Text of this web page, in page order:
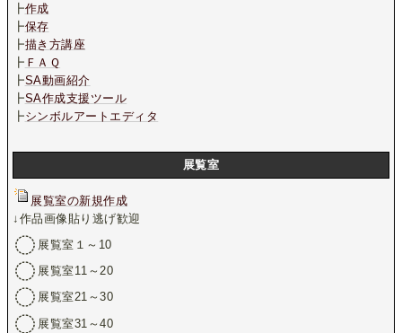
┣作成
┣保存
┣描き方講座
┣ ＦＡＱ
┣SA動画紹介
┣SA作成支援ツール
┣シンボルアートエディタ
展覧室
展覧室の新規作成
↓作品画像貼り逃げ歓迎
展覧室１～10
展覧室11～20
展覧室21～30
展覧室31～40